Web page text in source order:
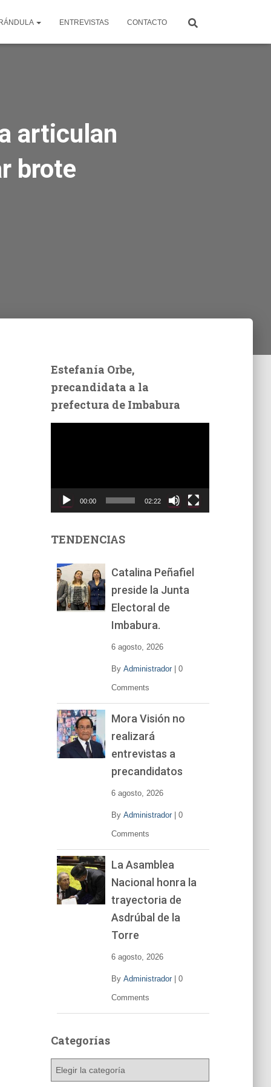
ENTREVISTAS CONTACTO
articulan
brote
Estefanía Orbe,
precandidata a la
prefectura de Imbabura
t
00:00 02:22
TENDENCIAS
Catalina Peñafiel
preside la Junta
Electoral de
Imbabura.
6 agosto, 2026
By Administrador| 0
Comments
Mora Visión no
realizará
entrevistas a
precandidatos
6 agosto, 2026
By Administrador| 0
Comments
La Asamblea
Nacional honra la
trayectoria de
Asdrúbal de la
Torre
6 agosto, 2026
By Administrador| 0
Comments
Categorías